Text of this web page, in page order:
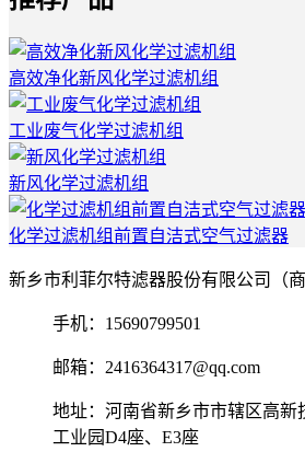
高效净化新风化学过滤机组
工业废气化学过滤机组
新风化学过滤机组
化学过滤机组前置自洁式空气过滤器
新乡市利菲尔特滤器股份有限公司（商
手机：15690799501
邮箱：2416364317@qq.com
地址：河南省新乡市市辖区高新
工业园D4座、E3座